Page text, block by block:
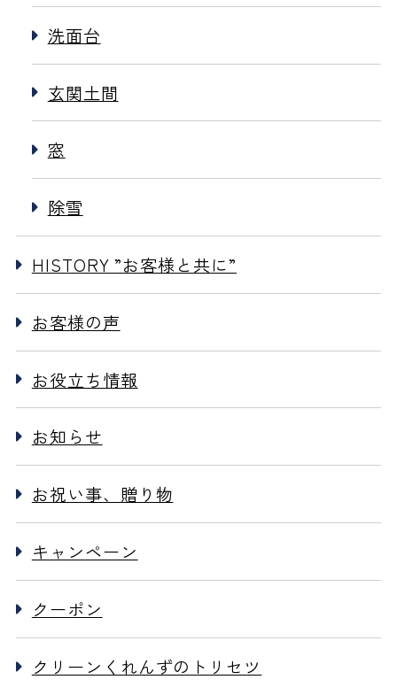
洗面台
玄関土間
窓
除雪
HISTORY ”お客様と共に”
お客様の声
お役立ち情報
お知らせ
お祝い事、贈り物
キャンペーン
クーポン
クリーンくれんずのトリセツ